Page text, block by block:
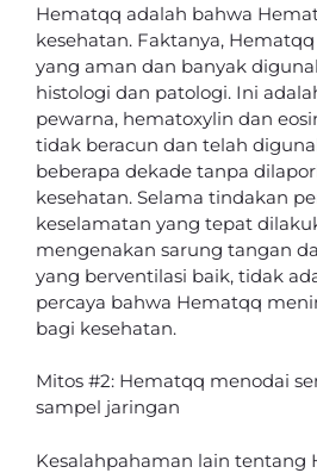
Hematqq adalah bahwa
kesehatan. Faktanya,
yang aman dan banyak
histologi dan patologi. Ini
pewarna, hematoxylin dan
tidak beracun dan telah
beberapa dekade tanpa
kesehatan. Selama tindakan
keselamatan yang tepat
mengenakan sarung tangan
yang berventilasi baik, tidak
percaya bahwa Hematqq
bagi kesehatan.
Mitos #2: Hematqq menodai
sampel jaringan
Kesalahpahaman lain tentang